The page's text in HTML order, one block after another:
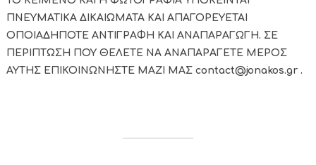
ΠΝΕΥΜΑΤΙΚΑ ΔΙΚΑΙΩΜΑΤΑ ΚΑΙ ΑΠΑΓΟΡΕΥΕΤΑΙ
ΟΠΟΙΑΔΗΠΟΤΕ ΑΝΤΙΓΡΑΦΗ ΚΑΙ ΑΝΑΠΑΡΑΓΩΓΗ. ΣΕ
ΠΕΡΙΠΤΩΣΗ ΠΟΥ ΘΕΛΕΤΕ ΝΑ ΑΝΑΠΑΡΑΓΕΤΕ ΜΕΡΟΣ
ΑΥΤΗΣ ΕΠΙΚΟΙΝΩΝΗΣΤΕ ΜΑΖΙ ΜΑΣ contact@jonakos.gr .